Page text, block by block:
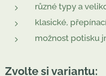
různé typy a
klasické,
možnost potisku
Zvolte si variantu: